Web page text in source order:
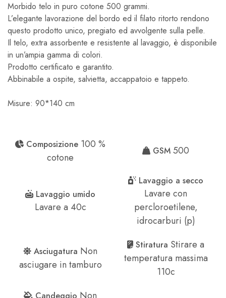
Morbido telo in puro cotone 500 grammi.
L’elegante lavorazione del bordo ed il filato ritorto rendono
questo prodotto unico, pregiato ed avvolgente sulla pelle.
Il telo, extra assorbente e resistente al lavaggio, è disponibile
in un’ampia gamma di colori.
Prodotto certificato e garantito.
Abbinabile a ospite, salvietta, accappatoio e tappeto.
Misure: 90*140 cm
Composizione 100 %
cotone
GSM 500
Lavaggio umido
Lavare a 40c
Lavaggio a secco
Lavare con
percloroetilene,
idrocarburi (p)
Asciugatura Non
asciugare in tamburo
Stiratura Stirare a
temperatura massima
110c